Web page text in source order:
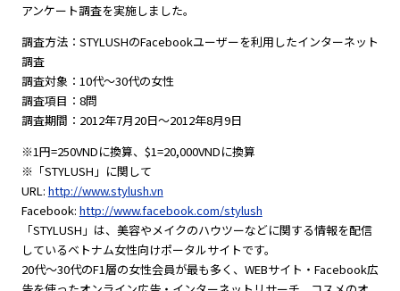
アンケート調査を実施しました。
調査方法：STYLUSHのFacebookユーザーを利用したインターネット
調査
調査対象：10代～30代の女性
調査項目：8問
調査期間：2012年7月20日～2012年8月9日
※1円=250VNDに換算、$1=20,000VNDに換算
※「STYLUSH」に関して
URL: http://www.stylush.vn
Facebook: http://www.facebook.com/stylush
「STYLUSH」は、美容やメイクのハウツーなどに関する情報を配信
しているベトナム女性向けポータルサイトです。
20代～30代のF1層の女性会員が最も多く、WEBサイト・Facebook広